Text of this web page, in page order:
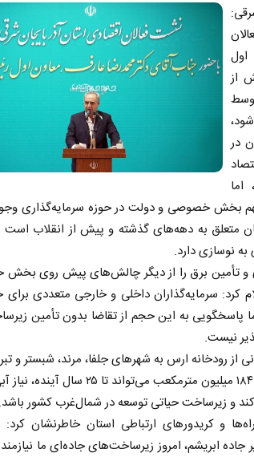
از
در
بخش خصوصی و دولت در حوزه سرمایه‌گذاری
متعلق به دهه‌های گذشته و پیش از انقلاب است
نوسازی دارد.
و تأمین برق را از دیگر چالش‌های پیش روی
کرد: سرمایه‌گذاران داخلی و خارجی متعددی
اما پاسخگویی به این حجم از تقاضا بدون تأمین
نیست.
از رودخانه ارس به شهرهای جلفا، مرند، شبستر و
این طرح استراتژیک با ظرفیت ۱۸۴ میلیون مترمکعب
کند و زیرساخت حیاتی توسعه در شمال‌غرب کشور باشد.
و کریدورهای ارتباطی استان خاطرنشان کرد:
جاده ابریشم، امروز زیرساخت‌های جاده‌ای ما